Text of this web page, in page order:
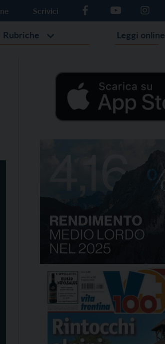
Scrivici
Rubriche Leggi online